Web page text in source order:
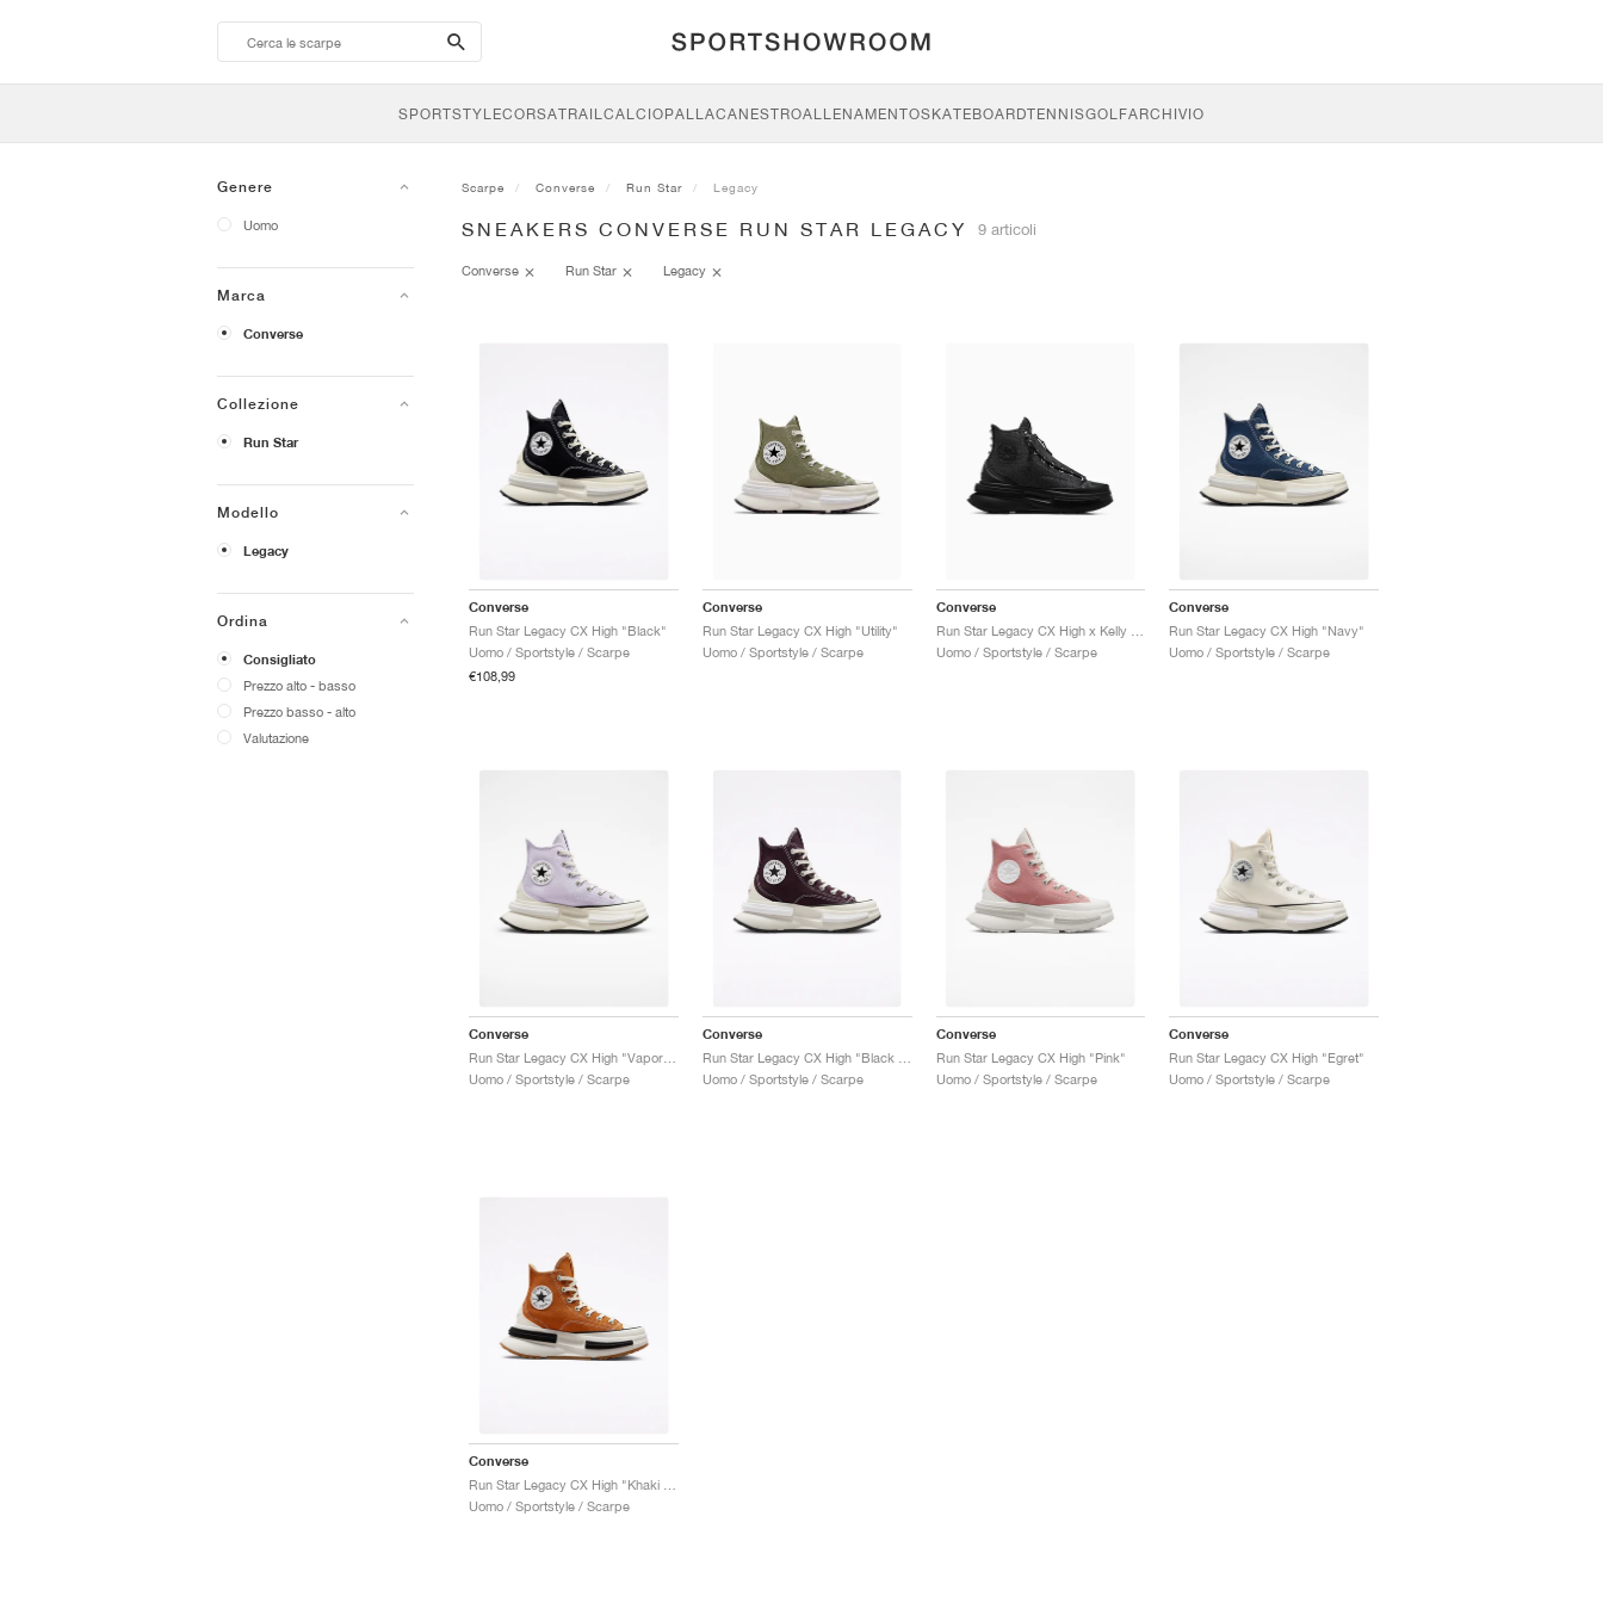
search-
btn
SPORTSTYLECORSATRAILCALCIOPALLACANESTROALLENAMENTOSKATEBOARDTENNISGOLFARCHIVIO
Genere
Uomo
Marca
Converse
Collezione
Run Star
Modello
Legacy
Ordina
Consigliato
Prezzo alto - basso
Prezzo basso - alto
Valutazione
Scarpe Converse Run Star Legacy
SNEAKERS CONVERSE RUN STAR LEGACY 9 articoli
Converse Run Star Legacy
Converse
Run Star Legacy CX High "Black"
Uomo / Sportstyle / Scarpe
€108,99
Converse
Run Star Legacy CX High "Utility"
Uomo / Sportstyle / Scarpe
Converse
Uomo / Sportstyle / Scarpe
Converse
Run Star Legacy CX High "Navy"
Uomo / Sportstyle / Scarpe
Converse
Uomo / Sportstyle / Scarpe
Converse
Uomo / Sportstyle / Scarpe
Converse
Run Star Legacy CX High "Pink"
Uomo / Sportstyle / Scarpe
Converse
Run Star Legacy CX High "Egret"
Uomo / Sportstyle / Scarpe
Converse
Uomo / Sportstyle / Scarpe